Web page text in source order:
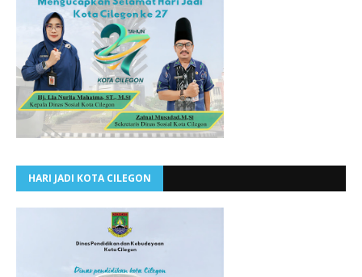
HARI JADI KOTA CILEGON